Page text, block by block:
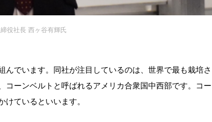
役社長 西ヶ谷有輝氏
でいます。同社が注目しているのは、世界で最も栽培さ
ーンベルトと呼ばれるアメリカ合衆国中西部です。コー
ているといいます。